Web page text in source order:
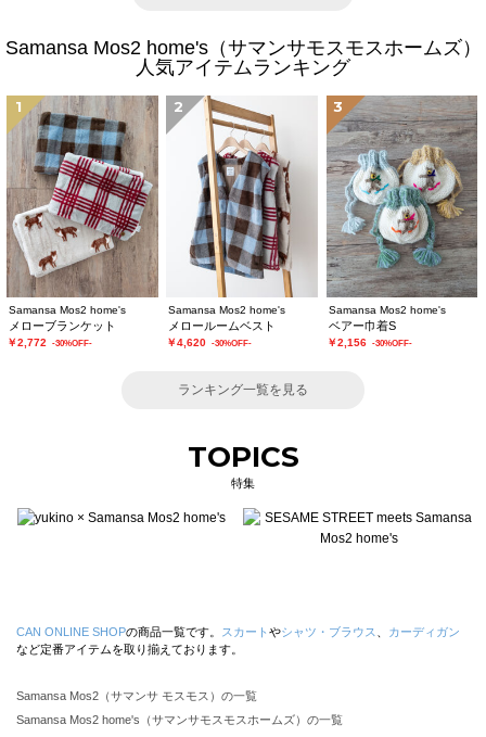
Samansa Mos2 home's（サマンサモスモスホームズ）
人気アイテムランキング
1
Samansa Mos2 home's
メローブランケット
￥2,772 -30%OFF-
2
Samansa Mos2 home's
メロールームベスト
￥4,620 -30%OFF-
3
Samansa Mos2 home's
ベアー巾着S
￥2,156 -30%OFF-
ランキング一覧を見る
TOPICS
特集
CAN ONLINE SHOPの商品一覧です。 スカート やシャツ・ブラウス
カーディガン
など定番アイテムを取り揃えております。
Samansa Mos2（サマンサ モスモス）の一覧
Samansa Mos2 home's（サマンサモスモスホームズ）の一覧